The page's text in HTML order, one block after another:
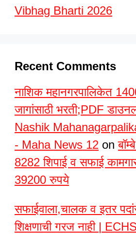
Vibhag Bharti 2026
Recent Comments
नाशिक महानगरपालिकेत
जागांसाठी भरती;PDF
Nashik
- Maha News 12 on
8282 शिपाई व सफाई
39200 रुपये
सफाईवाला,चालक व इतर
शिक्षणाची गरज नाही |